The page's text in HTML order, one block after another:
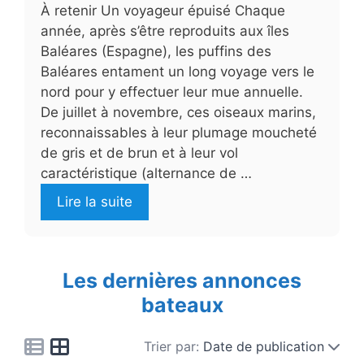
À retenir Un voyageur épuisé Chaque
année, après s’être reproduits aux îles
Baléares (Espagne), les puffins des
Baléares entament un long voyage vers le
nord pour y effectuer leur mue annuelle.
De juillet à novembre, ces oiseaux marins,
reconnaissables à leur plumage moucheté
de gris et de brun et à leur vol
caractéristique (alternance de …
Lire la suite
Les dernières annonces
bateaux
Trier par: Date de publication